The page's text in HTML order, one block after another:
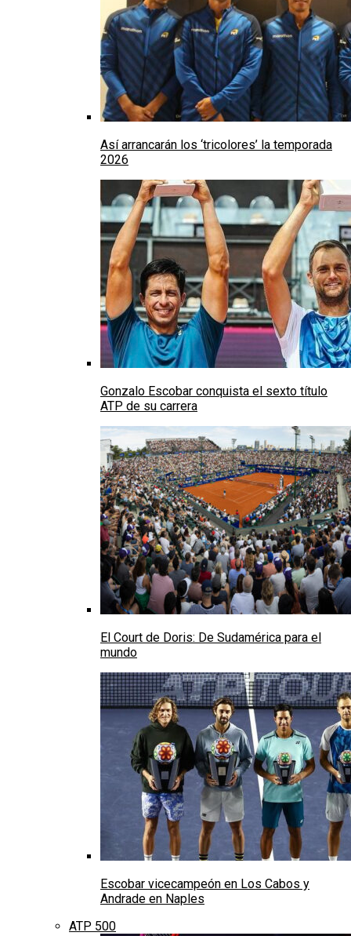
Así arrancarán los ‘tricolores’ la temporada
2026
Gonzalo Escobar conquista el sexto título
ATP de su carrera
El Court de Doris: De Sudamérica para el
mundo
Escobar vicecampeón en Los Cabos y
Andrade en Naples
ATP 500